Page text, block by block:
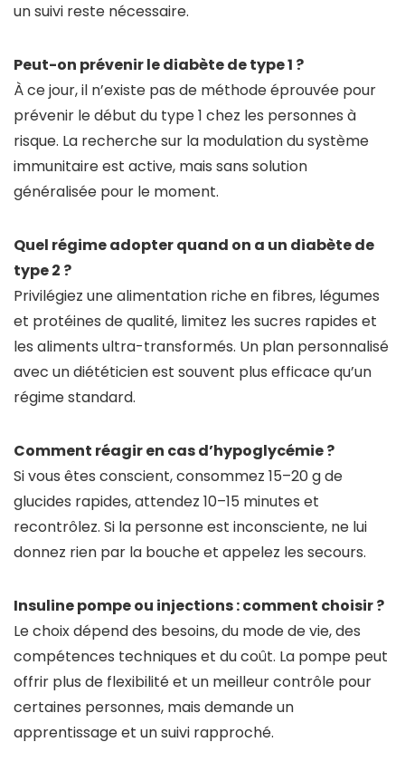
un suivi reste nécessaire.
Peut-on prévenir le diabète de type 1 ?
À ce jour, il n’existe pas de méthode éprouvée pour
prévenir le début du type 1 chez les personnes à
risque. La recherche sur la modulation du système
immunitaire est active, mais sans solution
généralisée pour le moment.
Quel régime adopter quand on a un diabète de
type 2 ?
Privilégiez une alimentation riche en fibres, légumes
et protéines de qualité, limitez les sucres rapides et
les aliments ultra-transformés. Un plan personnalisé
avec un diététicien est souvent plus efficace qu’un
régime standard.
Comment réagir en cas d’hypoglycémie ?
Si vous êtes conscient, consommez 15–20 g de
glucides rapides, attendez 10–15 minutes et
recontrôlez. Si la personne est inconsciente, ne lui
donnez rien par la bouche et appelez les secours.
Insuline pompe ou injections : comment choisir ?
Le choix dépend des besoins, du mode de vie, des
compétences techniques et du coût. La pompe peut
offrir plus de flexibilité et un meilleur contrôle pour
certaines personnes, mais demande un
apprentissage et un suivi rapproché.